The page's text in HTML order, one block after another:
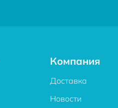
Компания
Доставка
Новости